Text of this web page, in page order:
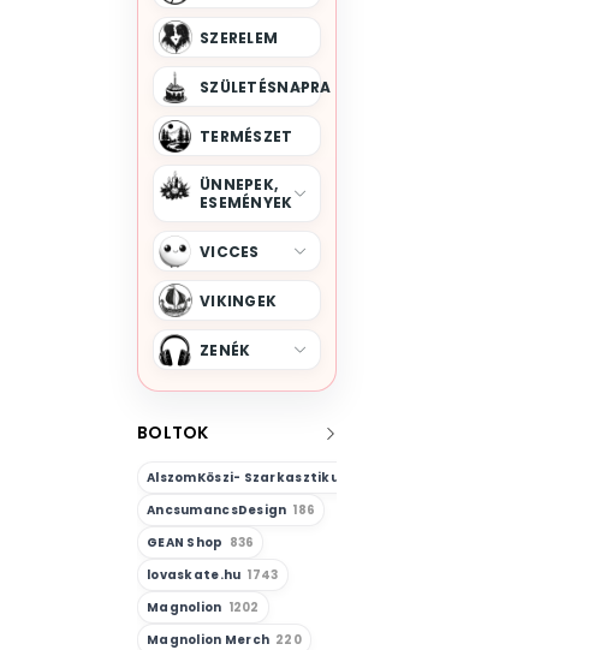
SZERELEM
SZÜLETÉSNAPRA
TERMÉSZET
ÜNNEPEK,
ESEMÉNYEK
VICCES
VIKINGEK
ZENÉK
BOLTOK
AlszomKöszi- Szarkasztikus-Vicces-Önazonos
AncsumancsDesign 186
GEAN Shop 836
lovaskate.hu 1743
Magnolion 1202
Magnolion Merch 220